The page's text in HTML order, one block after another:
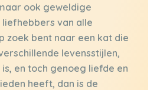
ook geweldige
van alle
zoek bent naar een kat die
levensstijlen,
en toch genoeg liefde en
heeft, dan is de